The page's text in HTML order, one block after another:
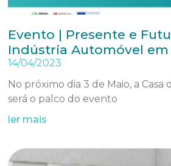
Evento | Presente e
Indústria Automóvel
14/04/2023
No próximo dia 3 de Maio, a Casa
será o palco do evento
ler mais